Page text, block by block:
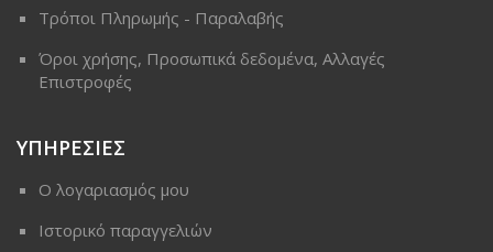
Τρόποι Πληρωμής - Παραλαβής
Όροι χρήσης, Προσωπικά δεδομένα, Αλλαγές
Επιστροφές
ΥΠΗΡΕΣΙΕΣ
Ο λογαριασμός μου
Ιστορικό παραγγελιών